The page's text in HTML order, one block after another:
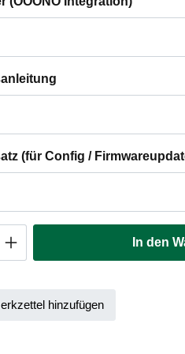
(für Config /
Anzahl: Gib denIn den
hinzufügen